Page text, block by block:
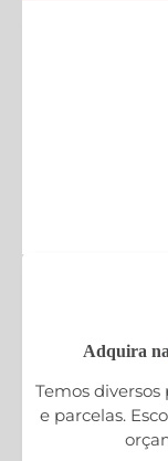
Adquira na
Temos diversos
e parcelas.